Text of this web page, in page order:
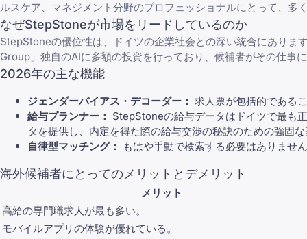
ルスケア、マネジメント分野のプロフェッショナルにとって、多
なぜStepStoneが市場をリードしているのか
StepStoneの優位性は、ドイツの企業社会との深い統合にありま
Group 」独自のAIに多額の投資を行っており、候補者がその仕
2026年の主な機能
ジェンダーバイアス・デコーダー： 求人票が包括的である
給与プランナー： StepStoneの給与データはドイツで最も
タを提供し、内定を得た際の給与交渉の秘訣のための強固
自律型マッチング：
もはや手動で検索する必要はありませ
海外候補者にとってのメリットとデメリット
メリット
高給の専門職求人が最も多い。
モバイルアプリの体験が優れている。